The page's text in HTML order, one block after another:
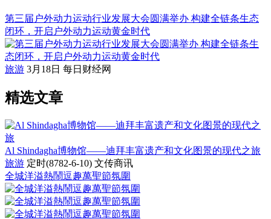
第三届户外动力运动行业发展大会圆满举办 构建全链条生态
闭环，开启户外动力运动黄金时代
旅游 3月18日 每日财经网
精选文章
Al Shindagha博物馆——迪拜丰富遗产和文化图景的现代之旅
旅游 定时(8782-6-10) 文传商讯
全城洋溢熱鬧逗趣萬聖節氛圍